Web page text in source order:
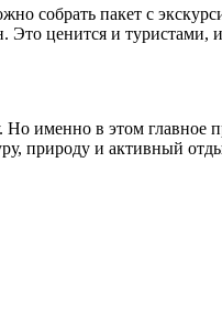
собрать пакет с
ценится и туристами, и
именно в этом главное
природу и активный